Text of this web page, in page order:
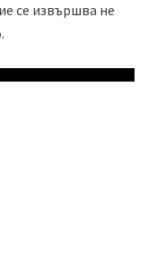
се извършва не